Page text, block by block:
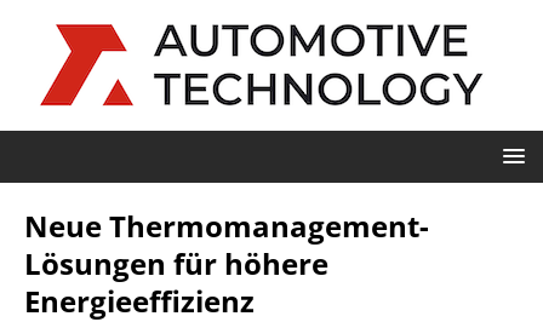
Neue Thermomanagement-
Lösungen für höhere
Energieeffizienz